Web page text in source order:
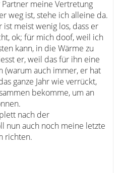
meine Vertretung
weg ist, stehe ich alleine da.
meist wenig los, dass er
ok; für mich doof, weil ich
kann, in die Wärme zu
er, weil das für ihn eine
(warum auch immer, er hat
ganze Jahr wie verrückt,
bekomme, um an
nach der
nun auch noch meine letzte
richten.